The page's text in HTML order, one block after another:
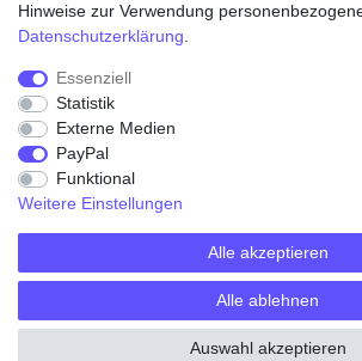
Hinweise zur Verwendung
Daten­schutz­erklärung
Essenziell
Statistik
Externe Medien
PayPal
Funktional
Weitere Einstellungen
Alle akzeptieren
Alle ablehnen
Auswahl akzeptieren
Daten­schutz­erklärung